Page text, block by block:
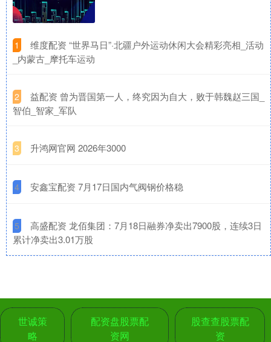
1
​维度配资 “世界马日”·北疆户外运动休闲大会精彩亮相_活动
_内蒙古_摩托车运动
2
​益配资 曾为晋国第一人，终究因为自大，败于韩魏赵三国_
智伯_智家_军队
3 ​升鸿网官网 2026年3000
4 ​安鑫宝配资 7月17日国内气阀钢价格稳
5
​高盛配资 龙佰集团：7月18日融券净卖出7900股，连续3日
累计净卖出3.01万股
世诚策
略
配资盘股票配
资网
股查查股票配
资